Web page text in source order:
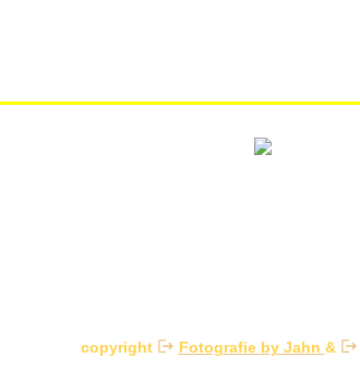
copyright Fotografie by Jahn &